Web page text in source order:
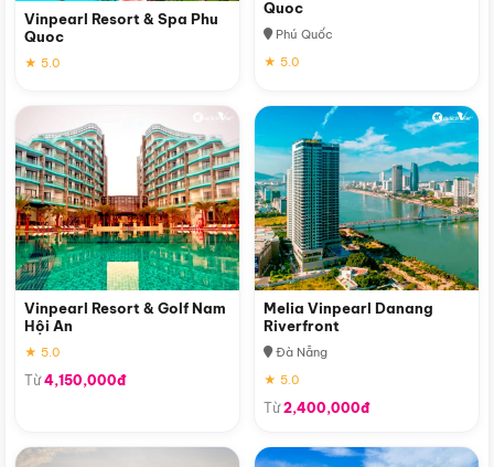
Vinpearl Resort & Spa Phu
Quoc
★ 5.0
Quoc
Phú Quốc
★ 5.0
Vinpearl Resort & Golf Nam
Hội An
★ 5.0
Từ4,150,000đ
Melia Vinpearl Danang
Riverfront
Đà Nẵng
★ 5.0
Từ2,400,000đ